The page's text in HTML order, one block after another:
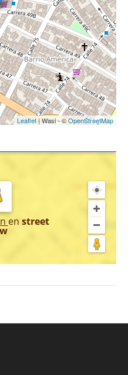
Leaflet| Wasi - ©OpenStreetMap
en street